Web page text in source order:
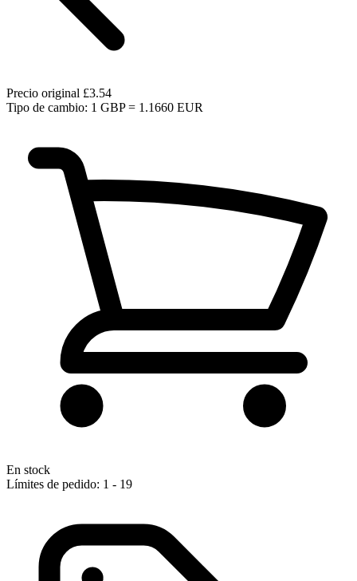
Precio original £3.54
Tipo de cambio: 1 GBP = 1.1660 EUR
En stock
Límites de pedido: 1 - 19